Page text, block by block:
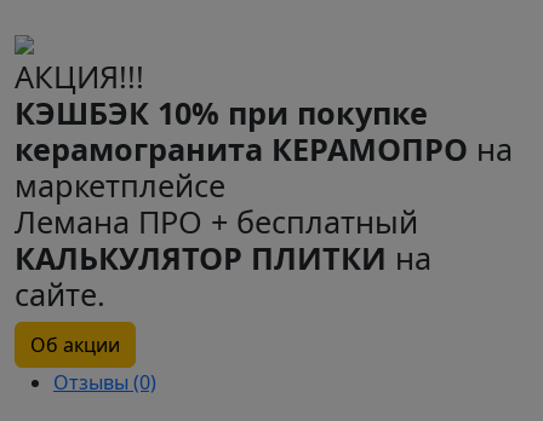
АКЦИЯ!!!
КЭШБЭК 10% при покупке
керамогранита КЕРАМОПРО на
маркетплейсе
Лемана ПРО + бесплатный
КАЛЬКУЛЯТОР ПЛИТКИ на
сайте.
Об акции
Отзывы (0)